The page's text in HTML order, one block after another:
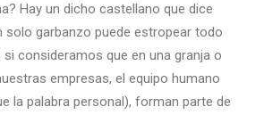
Hay un dicho castellano que dice
solo garbanzo puede estropear todo
si consideramos que en una granja o
empresas, el equipo humano
la palabra personal), forman parte de